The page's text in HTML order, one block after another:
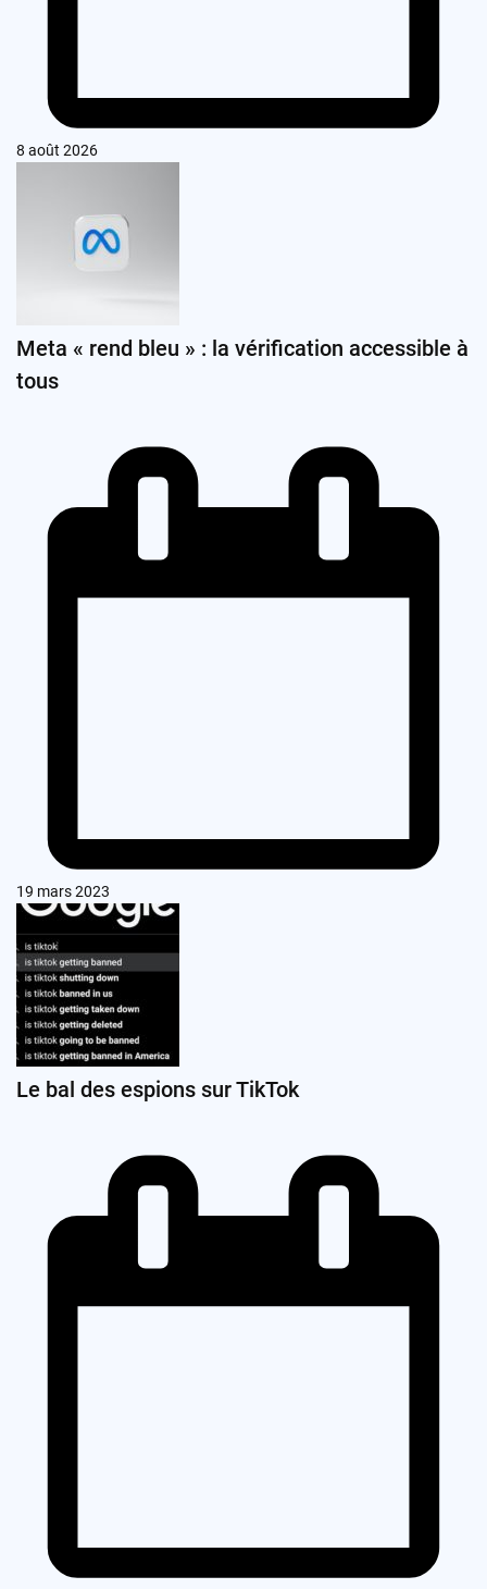
8 août 2026
Meta « rend bleu » : la vérification accessible à
tous
19 mars 2023
Le bal des espions sur TikTok